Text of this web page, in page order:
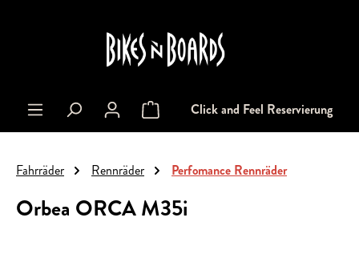
Warenkorb enthält 0 Positionen. Der
Click and Feel Reservierung
Fahrräder Rennräder Perfomance Rennräder
Orbea ORCA M35i